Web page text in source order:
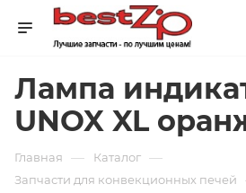
Лампа
UNOX XL
Главная — Каталог —
Запчасти для конвекционных печей